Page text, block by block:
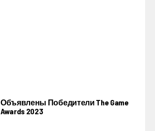
Объявлены Победители The Game
Awards 2023